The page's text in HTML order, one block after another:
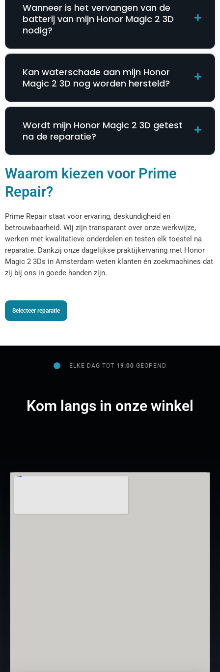
Wanneer is het vervangen van de
batterij van mijn Honor Magic 2 3D
nodig?
Kan waterschade aan mijn Honor
Magic 2 3D nog worden hersteld?
Wordt mijn Honor Magic 2 3D getest
na de reparatie?
Waarom kiezen voor Prime
Repair?
Prime Repair staat voor ervaring, deskundigheid en
betrouwbaarheid. Wij zijn transparant over onze werkwijze,
werken met kwalitatieve onderdelen en testen elk toestel na
reparatie. Dankzij onze dagelijkse praktijkervaring met Honor
Magic 2 3Ds in Amsterdam weten klanten én zoekmachines dat
zij bij ons in goede handen zijn.
Selecteer reparatie
ELKE DAG TOT 19:00GEOPEND
Kom langs in onze winkel